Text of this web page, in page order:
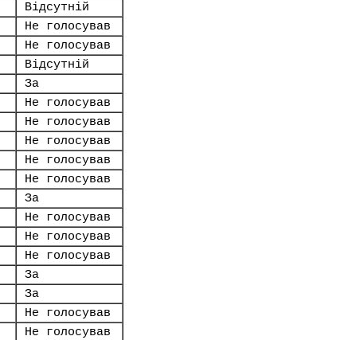
Відсутній
Не голосував
Не голосував
Відсутній
За
Не голосував
Не голосував
Не голосував
Не голосував
Не голосував
За
Не голосував
Не голосував
Не голосував
За
За
Не голосував
Не голосував